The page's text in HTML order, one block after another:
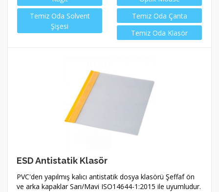
Temiz Oda Solvent
Şişesi
Temiz Oda Çanta
Temiz Oda Klasör
ESD Antistatik Klasör
PVC'den yapılmış kalıcı antistatik dosya klasörü Şeffaf ön
ve arka kapaklar Sarı/Mavi ISO14644-1:2015 ile uyumludur.